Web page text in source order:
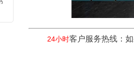
24小时客户服务热线：